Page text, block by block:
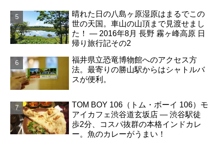
晴れた日の八島ヶ原湿原はまるでこの
世の天国。車山の山頂まで見渡せまし
た！ ― 2016年8月 長野 霧ヶ峰高原 日
帰り旅行記その2
福井県立恐竜博物館へのアクセス方
法。最寄りの勝山駅からはシャトルバ
スが便利。
TOM BOY 106（トム・ボーイ 106）モ
アイカフェ渋谷道玄坂店 ― 渋谷駅徒
歩2分、コスパ抜群の本格インドカレ
ー。魚のカレーがうまい！